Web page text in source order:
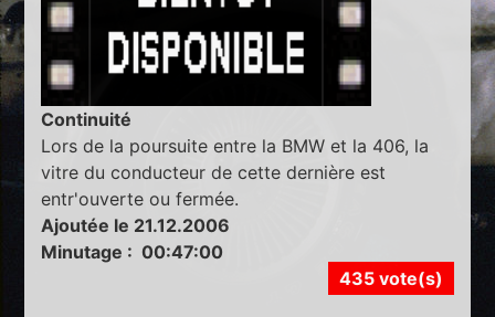
Continuité
Lors de la poursuite entre la BMW et la 406, la
vitre du conducteur de cette dernière est
entr'ouverte ou fermée.
Ajoutée le 21.12.2006
Minutage : 00:47:00
435 vote(s)